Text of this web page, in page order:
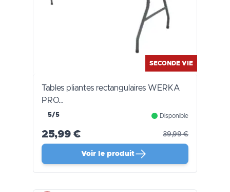
SECONDE VIE
Tables pliantes rectangulaires WERKA
PRO…
5/5 Disponible
25,99 € 39,99 €
Voir le produit